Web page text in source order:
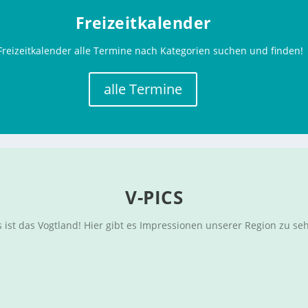
Freizeitkalender
alle Termine nach Kategorien suchen und finden!
alle Termine
V-PICS
ist das Vogtland! Hier gibt es Impressionen unserer Region zu